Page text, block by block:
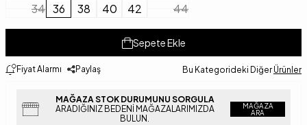
34 36 38 40 42 44
Sepete Ekle
Fiyat Alarmı Paylaş Bu Kategorideki Diğer Ürünler
MAĞAZA STOK DURUMUNU SORGULA
ARADIĞINIZ BEDENI MAĞAZALARIMIZDA
BULUN.
MAĞAZA
ARA